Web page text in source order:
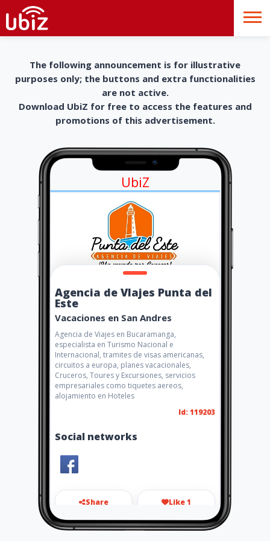
The following announcement is for illustrative
purposes only; the buttons and extra functionalities
are not active.
Download UbiZ for free to access the features and
promotions of this advertisement.
UbiZ
Agencia de VIajes Punta del
Este
Vacaciones en San Andres
Agencia de Viajes en Bucaramanga,
especialista en Turismo Nacional e
Internacional, tramites de visas americanas,
circuitos a europa, planes vacacionales,
Cruceros, Toures y Excursiones, servicios
empresariales como tiquetes aereos,
alojamiento en Hoteles
Id: 119203
Social networks
Share Like 1